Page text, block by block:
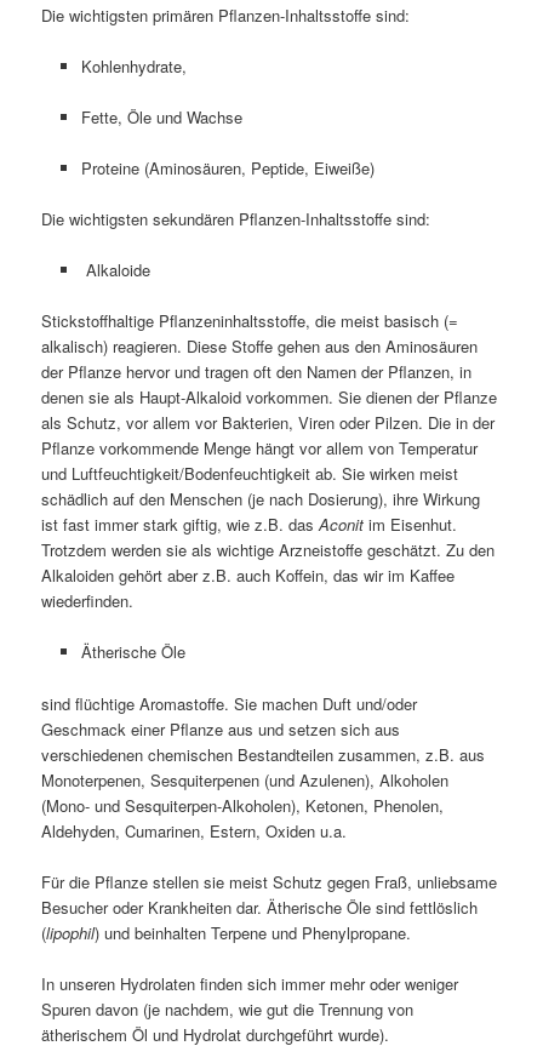
Die wichtigsten primären Pflanzen-Inhaltsstoffe sind:
Kohlenhydrate,
Fette, Öle und Wachse
Proteine (Aminosäuren, Peptide, Eiweiße)
Die wichtigsten sekundären Pflanzen-Inhaltsstoffe sind:
Alkaloide
Stickstoffhaltige Pflanzeninhaltsstoffe, die meist basisch (=
alkalisch) reagieren. Diese Stoffe gehen aus den Aminosäuren
der Pflanze hervor und tragen oft den Namen der Pflanzen, in
denen sie als Haupt-Alkaloid vorkommen. Sie dienen der Pflanze
als Schutz, vor allem vor Bakterien, Viren oder Pilzen. Die in der
Pflanze vorkommende Menge hängt vor allem von Temperatur
und Luftfeuchtigkeit/Bodenfeuchtigkeit ab. Sie wirken meist
schädlich auf den Menschen (je nach Dosierung), ihre Wirkung
ist fast immer stark giftig, wie z.B. dasAconit im Eisenhut.
Trotzdem werden sie als wichtige Arzneistoffe geschätzt. Zu den
Alkaloiden gehört aber z.B. auch Koffein, das wir im Kaffee
wiederfinden.
Ätherische Öle
sind flüchtige Aromastoffe. Sie machen Duft und/oder
Geschmack einer Pflanze aus und setzen sich aus
verschiedenen chemischen Bestandteilen zusammen, z.B. aus
Monoterpenen, Sesquiterpenen (und Azulenen), Alkoholen
(Mono- und Sesquiterpen-Alkoholen), Ketonen, Phenolen,
Aldehyden, Cumarinen, Estern, Oxiden u.a.
Für die Pflanze stellen sie meist Schutz gegen Fraß, unliebsame
Besucher oder Krankheiten dar. Ätherische Öle sind fettlöslich
(lipophil) und beinhalten Terpene und Phenylpropane.
In unseren Hydrolaten finden sich immer mehr oder weniger
Spuren davon (je nachdem, wie gut die Trennung von
ätherischem Öl und Hydrolat durchgeführt wurde).